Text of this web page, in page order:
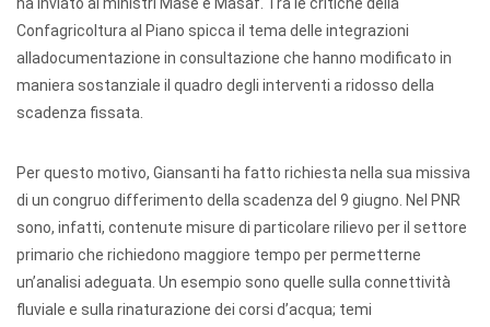
Confagricoltura al Piano spicca il tema delle integrazioni
alladocumentazione in consultazione che hanno modificato in
maniera sostanziale il quadro degli interventi a ridosso della
scadenza fissata.
Per questo motivo, Giansanti ha fatto richiesta nella sua missiva
di un congruo differimento della scadenza del 9 giugno. Nel PNR
sono, infatti, contenute misure di particolare rilievo per il settore
primario che richiedono maggiore tempo per permetterne
un’analisi adeguata. Un esempio sono quelle sulla connettività
fluviale e sulla rinaturazione dei corsi d’acqua; temi